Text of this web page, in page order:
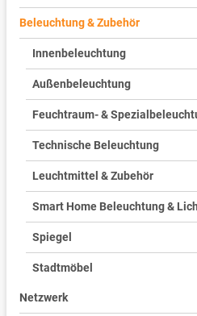
Beleuchtung & Zubehör
Innenbeleuchtung
Außenbeleuchtung
Feuchtraum- &
Technische Beleuchtung
Leuchtmittel & Zubehör
Smart Home Beleuchtung &
Spiegel
Stadtmöbel
Netzwerk